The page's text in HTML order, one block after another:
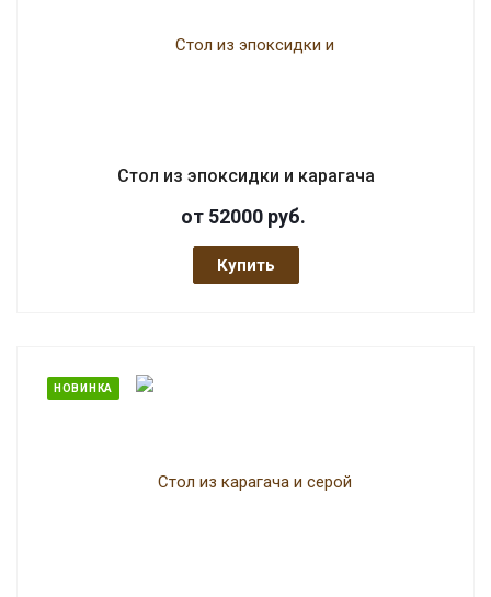
Стол из эпоксидки и карагача
от 52000 руб.
Купить
НОВИНКА